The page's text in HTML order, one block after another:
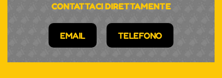
CONTATTACI DIRETTAMENTE
EMAIL TELEFONO